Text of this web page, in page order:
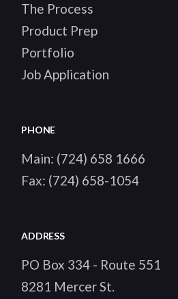
The Process
Product Prep
Portfolio
Job Application
PHONE
Main: (724) 658 1666
Fax: (724) 658-1054
ADDRESS
PO Box 334 - Route 551
8281 Mercer St.